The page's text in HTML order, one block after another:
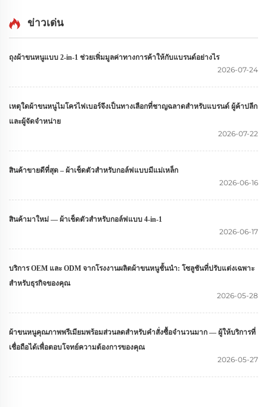
ข่าวเด่น
ถุงผ้าขนหนูแบบ 2-in-1 ช่วยเพิ่มมูลค่าทางการค้าให้กับแบรนด์อย่างไร
2026-07-24
เหตุใดผ้าขนหนูไมโครไฟเบอร์จึงเป็นทางเลือกที่ชาญฉลาดสำหรับแบรนด์ ผู้ค้าปลีก
และผู้จัดจำหน่าย
2026-07-22
สินค้าขายดีที่สุด – ผ้าเช็ดตัวสำหรับกอล์ฟแบบมีแม่เหล็ก
2026-06-16
สินค้ามาใหม่ — ผ้าเช็ดตัวสำหรับกอล์ฟแบบ 4-in-1
2026-06-17
บริการ OEM และ ODM จากโรงงานผลิตผ้าขนหนูชั้นนำ: โซลูชันที่ปรับแต่งเฉพาะ
สำหรับธุรกิจของคุณ
2026-05-28
ผ้าขนหนูคุณภาพพรีเมียมพร้อมส่วนลดสำหรับคำสั่งซื้อจำนวนมาก — ผู้ให้บริการที่
เชื่อถือได้เพื่อตอบโจทย์ความต้องการของคุณ
2026-05-27